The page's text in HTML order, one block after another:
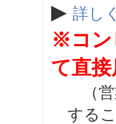
▶ 詳し
※コン
て直
（営
する